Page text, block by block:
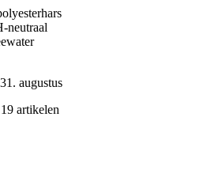
neutraal
augustus
artikelen